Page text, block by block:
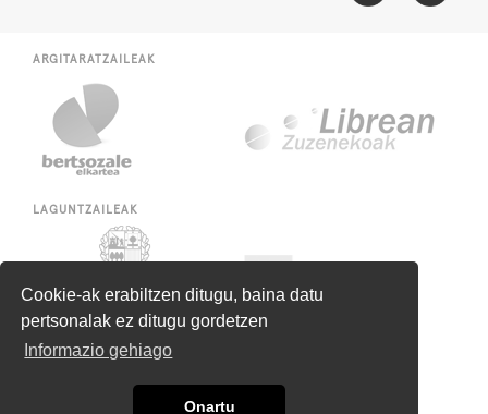
Cookie-ak erabiltzen ditugu, baina datu
pertsonalak ez ditugu gordetzen
Informazio gehiago
Onartu
ARGITARATZAILEAK
LAGUNTZAILEAK